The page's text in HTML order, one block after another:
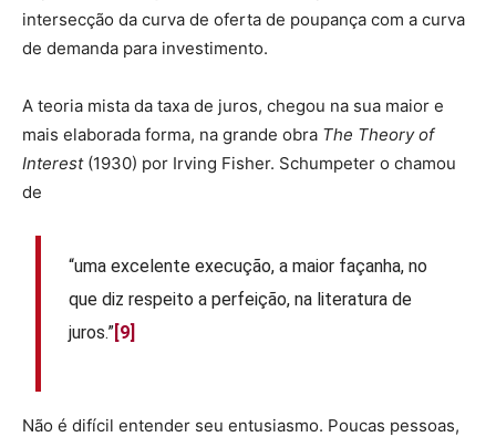
intersecção da curva de oferta de poupança com a curva
de demanda para investimento.
A teoria mista da taxa de juros, chegou na sua maior e
mais elaborada forma, na grande obra The Theory of
Interest (1930) por Irving Fisher. Schumpeter o chamou
de
“uma excelente execução, a maior façanha, no
que diz respeito a perfeição, na literatura de
juros.”[9]
Não é difícil entender seu entusiasmo. Poucas pessoas,